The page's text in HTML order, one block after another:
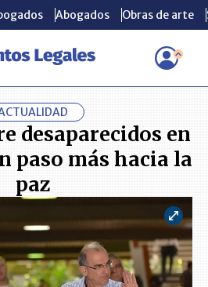
Abogados Obras de arte
Acuerdo sobre desaparecidos en la
Abogados Obras de arte
desaparecidos en
paso más hacia la
paz